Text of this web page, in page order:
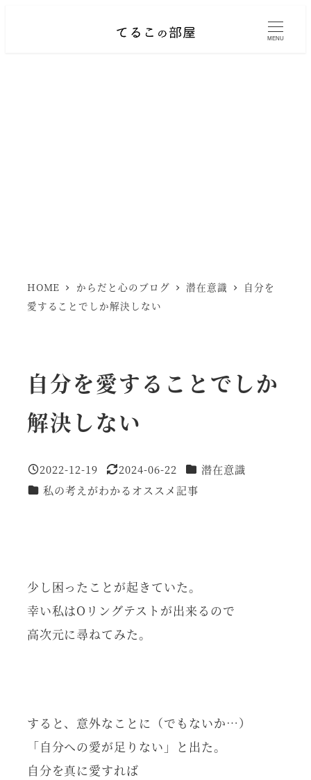
MENU
HOME からだと心のブログ 潜在意識
自分を
愛することでしか解決しない
自分を愛することでしか
解決しない
投稿日
2022-12-19
更新日
2024-06-22 カテゴリー
潜在意識
カテゴリー
私の考えがわかるオススメ記事
少し困ったことが起きていた。
幸い私はOリングテストが出来るので
高次元に尋ねてみた。
すると、意外なことに（でもないか…）
「自分への愛が足りない」と出た。
自分を真に愛すれば